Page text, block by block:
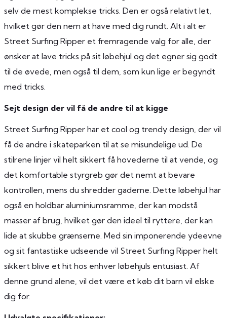
selv de mest komplekse tricks. Den er også relativt let,
hvilket gør den nem at have med dig rundt. Alt i alt er
Street Surfing Ripper et fremragende valg for alle, der
ønsker at lave tricks på sit løbehjul og det egner sig godt
til de øvede, men også til dem, som kun lige er begyndt
med tricks.
Sejt design der vil få de andre til at kigge
Street Surfing Ripper har et cool og trendy design, der vil
få de andre i skateparken til at se misundelige ud. De
stilrene linjer vil helt sikkert få hovederne til at vende, og
det komfortable styrgreb gør det nemt at bevare
kontrollen, mens du shredder gaderne. Dette løbehjul har
også en holdbar aluminiumsramme, der kan modstå
masser af brug, hvilket gør den ideel til ryttere, der kan
lide at skubbe grænserne. Med sin imponerende ydeevne
og sit fantastiske udseende vil Street Surfing Ripper helt
sikkert blive et hit hos enhver løbehjuls entusiast. Af
denne grund alene, vil det være et køb dit barn vil elske
dig for.